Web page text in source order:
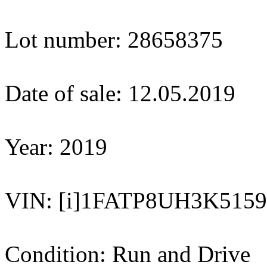
Lot number: 28658375
Date of sale: 12.05.2019
Year: 2019
VIN:
Condition: Run and Drive